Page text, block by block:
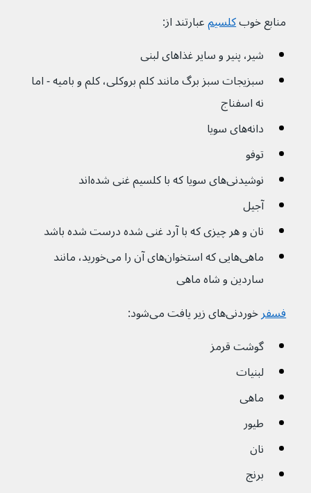
منابع خوب کلسیمعبارتند از:
شیر، پنیر و سایر غذاهای لبنی
سبزیجات سبز برگ مانند کلم بروکلی، کلم و بامیه - اما
نه اسفناج
دانه‌های سویا
توفو
نوشیدنی‌های سویا که با کلسیم غنی شده‌اند
آجیل
نان و هر چیزی که با آرد غنی شده درست شده باشد
ماهی‌هایی که استخوان‌های آن را می‌خورید، مانند
ساردین و شاه ماهی
فسفرخوردنی‌های زیر یافت می‌شود:
گوشت قرمز
لبنیات
ماهی
طیور
نان
برنج